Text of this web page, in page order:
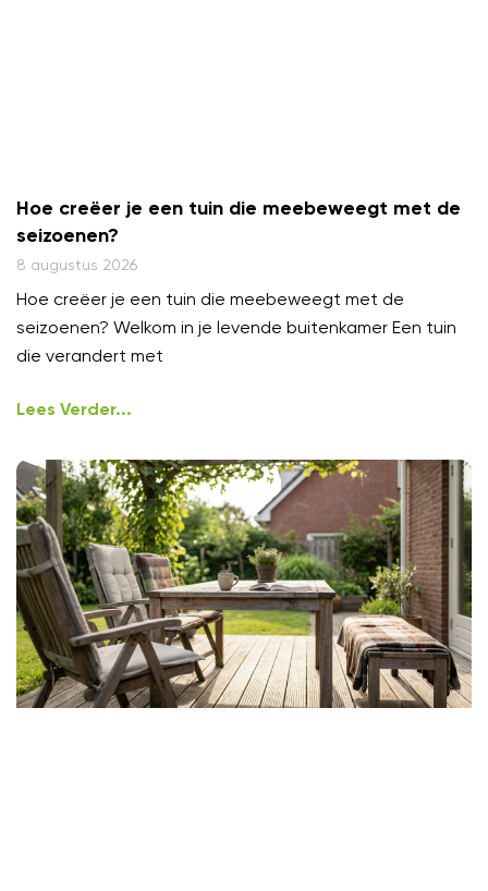
Hoe creëer je een tuin die meebeweegt met de
seizoenen?
8 augustus 2026
Hoe creëer je een tuin die meebeweegt met de
seizoenen? Welkom in je levende buitenkamer Een tuin
die verandert met
Lees Verder...